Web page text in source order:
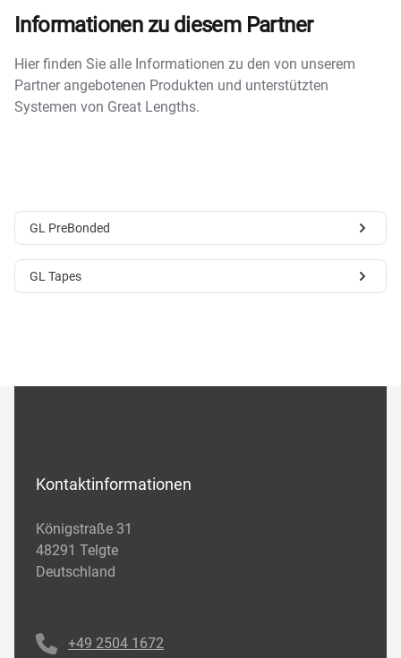
Informationen zu diesem Partner
Hier finden Sie alle Informationen zu den von unserem
Partner angebotenen Produkten und unterstützten
Systemen von Great Lengths.
GL PreBonded
GL Tapes
Kontaktinformationen
Königstraße 31
48291 Telgte
Deutschland
+49 2504 1672